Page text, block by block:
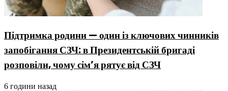
Підтримка родини — один із ключових чинників
запобігання СЗЧ: в Президентській бригаді
розповіли, чому сім’я рятує від СЗЧ
6 години назад